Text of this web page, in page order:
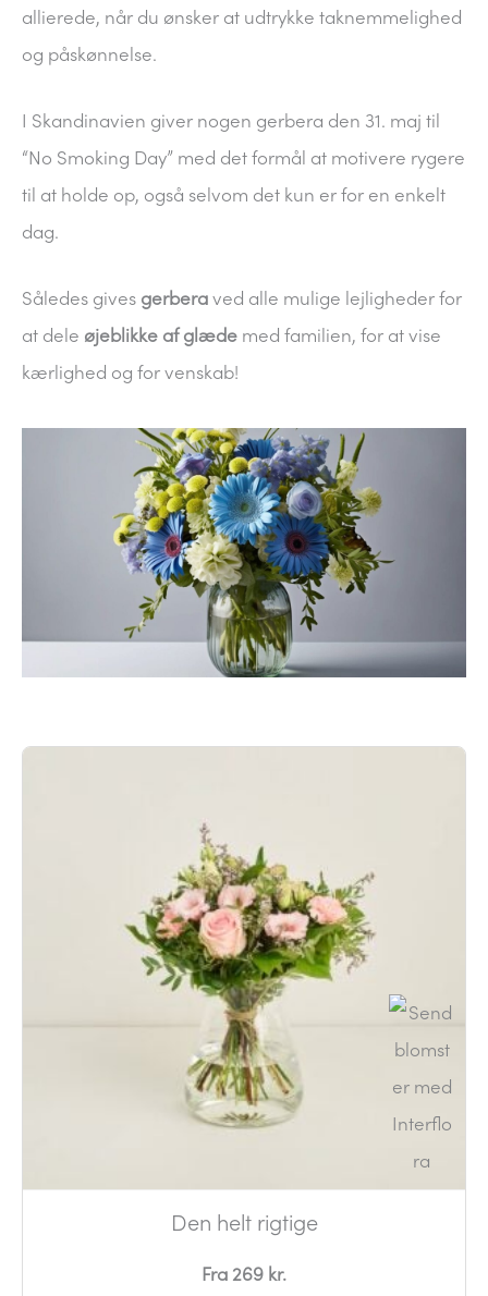
allierede, når du ønsker at udtrykke taknemmelighed
og påskønnelse.
I Skandinavien giver nogen gerbera den 31. maj til
“No Smoking Day” med det formål at motivere rygere
til at holde op, også selvom det kun er for en enkelt
dag.
Således gives gerberaved alle mulige lejligheder for
at dele øjeblikke af glæde med familien, for at vise
kærlighed og for venskab!
Den helt rigtige
Fra 269 kr.